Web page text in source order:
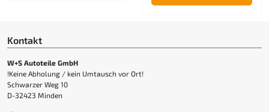
Kontakt
W+S Autoteile GmbH
!Keine Abholung / kein Umtausch vor Ort!
Schwarzer Weg 10
D-32423 Minden